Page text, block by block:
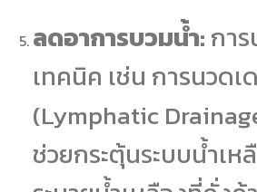
ลดอาการบวมน้ำ:กา
เทคนิค เช่น การนวดเ
(Lymphatic
ช่วยกระตุ้นระบบน้ำเห